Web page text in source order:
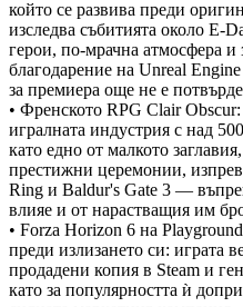
който се развива преди
изследва събитията около E-
герои, по-мрачна атмосфера и
благодарение на Unreal
за премиера още не е
• Френското RPG Clair
игралната индустрия с над
като едно от малкото
престижни церемонии,
Ring и Baldur's Gate 3 —
влияе и от нарастващия им
• Forza Horizon 6 на
преди излизането си: играта
продадени копия в Steam и
като за популярността ѝ